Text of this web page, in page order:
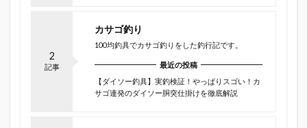
2
記事
カサゴ釣り
100均釣具でカサゴ釣りをした釣行記です。
最近の投稿
【ダイソー釣具】実釣検証！やっぱりスゴい！カ
サゴ連発のダイソー胴突仕掛けを徹底解説